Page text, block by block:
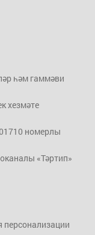
һәм гаммәви
хезмәте
номерлы
«Тәртип»
персонализации